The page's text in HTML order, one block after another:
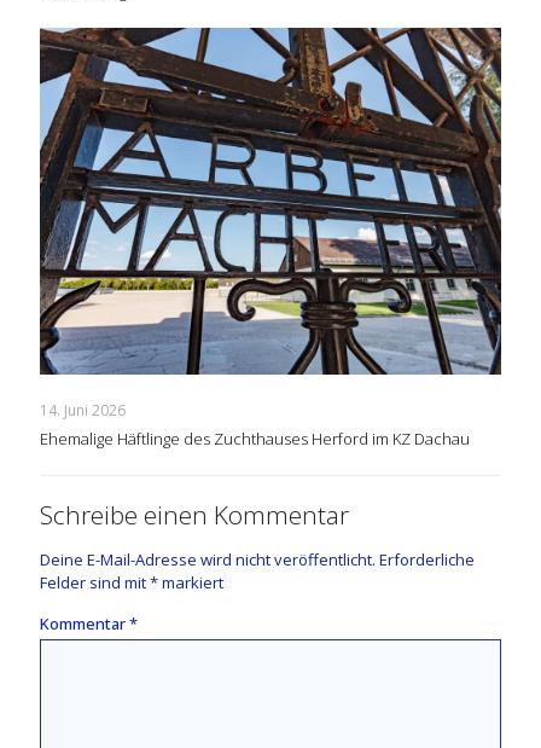
14. Juni 2026
Ehemalige Häftlinge des Zuchthauses Herford im KZ Dachau
Schreibe einen Kommentar
Deine E-Mail-Adresse wird nicht veröffentlicht. Erforderliche
Felder sind mit*markiert
Kommentar*